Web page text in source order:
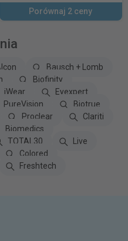
Porównaj 2 ceny
Bausch + Lomb
Biofinity
iWear
Eyexpert
PureVision
Biotrue
Proclear
Clariti
Biomedics
TOTAL30
Live
Colored
Freshtech